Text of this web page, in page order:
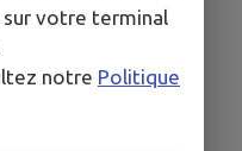
votre terminal
notre Politique